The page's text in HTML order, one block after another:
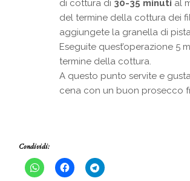
di cottura di 30-35 minuti al
del termine della cottura dei
aggiungete la granella di
Eseguite quest’operazione 5
termine della cottura.
A questo punto servite e
cena con un buon prosecco
Condividi: